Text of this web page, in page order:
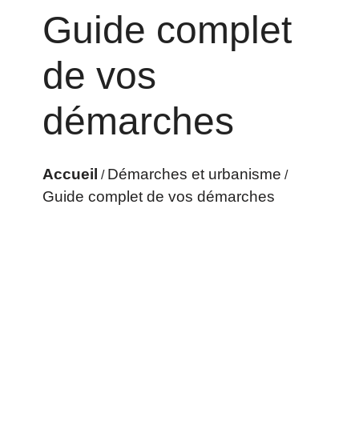
Guide complet
de vos
démarches
Accueil / Démarches et urbanisme /
Guide complet de vos démarches